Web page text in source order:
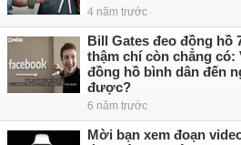
4 năm trước
Bill Gates đeo đồng hồ
thậm chí còn chẳng có:
đồng hồ bình dân đến
được?
6 năm trước
Mời bạn xem đoạn